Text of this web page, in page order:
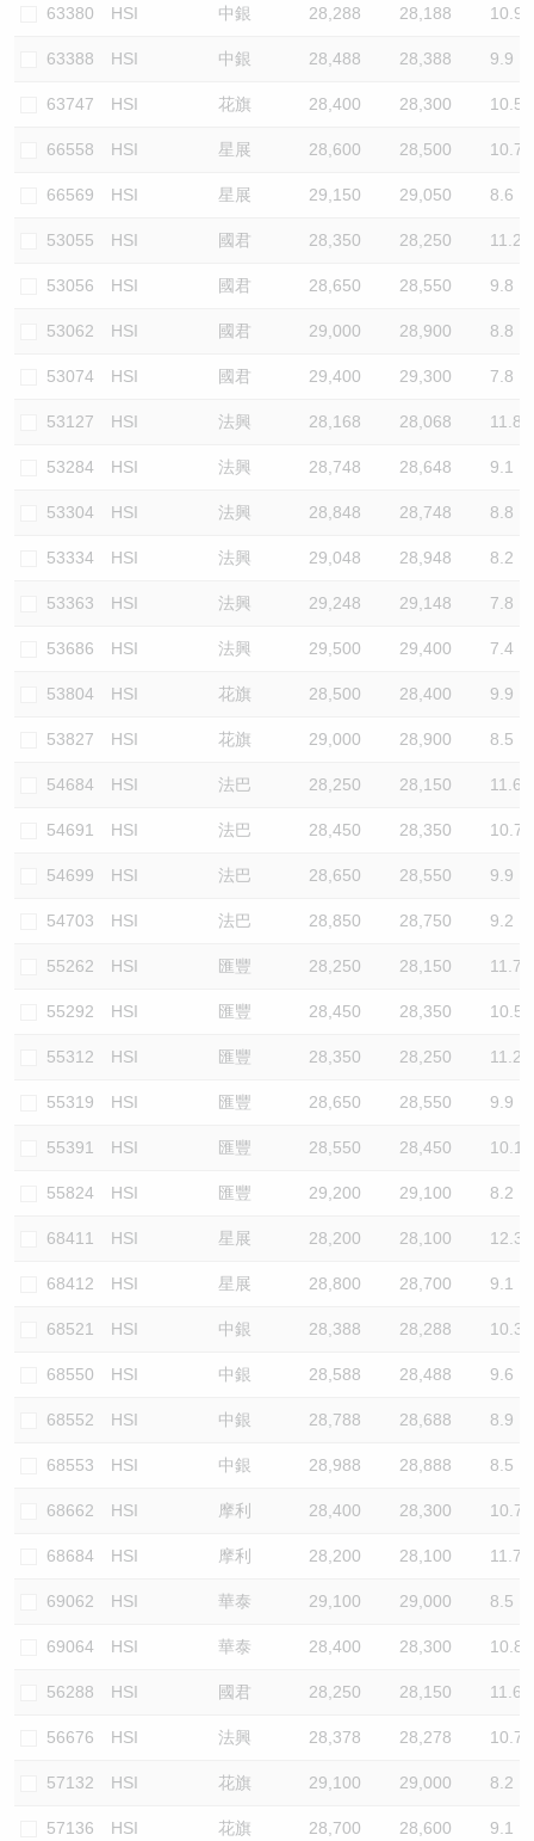
63380 HSI 中銀 28,288 28,188 10.9
63388 HSI 中銀 28,488 28,388 9.9
63747 HSI 花旗 28,400 28,300 10.5
66558 HSI 星展 28,600 28,500 10.7
66569 HSI 星展 29,150 29,050 8.6
53055 HSI 國君 28,350 28,250 11.2
53056 HSI 國君 28,650 28,550 9.8
53062 HSI 國君 29,000 28,900 8.8
53074 HSI 國君 29,400 29,300 7.8
53127 HSI 法興 28,168 28,068 11.8
53284 HSI 法興 28,748 28,648 9.1
53304 HSI 法興 28,848 28,748 8.8
53334 HSI 法興 29,048 28,948 8.2
53363 HSI 法興 29,248 29,148 7.8
53686 HSI 法興 29,500 29,400 7.4
53804 HSI 花旗 28,500 28,400 9.9
53827 HSI 花旗 29,000 28,900 8.5
54684 HSI 法巴 28,250 28,150 11.6
54691 HSI 法巴 28,450 28,350 10.7
54699 HSI 法巴 28,650 28,550 9.9
54703 HSI 法巴 28,850 28,750 9.2
55262 HSI 匯豐 28,250 28,150 11.7
55292 HSI 匯豐 28,450 28,350 10.5
55312 HSI 匯豐 28,350 28,250 11.2
55319 HSI 匯豐 28,650 28,550 9.9
55391 HSI 匯豐 28,550 28,450 10.1
55824 HSI 匯豐 29,200 29,100 8.2
68411 HSI 星展 28,200 28,100 12.3
68412 HSI 星展 28,800 28,700 9.1
68521 HSI 中銀 28,388 28,288 10.3
68550 HSI 中銀 28,588 28,488 9.6
68552 HSI 中銀 28,788 28,688 8.9
68553 HSI 中銀 28,988 28,888 8.5
68662 HSI 摩利 28,400 28,300 10.7
68684 HSI 摩利 28,200 28,100 11.7
69062 HSI 華泰 29,100 29,000 8.5
69064 HSI 華泰 28,400 28,300 10.8
56288 HSI 國君 28,250 28,150 11.6
56676 HSI 法興 28,378 28,278 10.7
57132 HSI 花旗 29,100 29,000 8.2
57136 HSI 花旗 28,700 28,600 9.1